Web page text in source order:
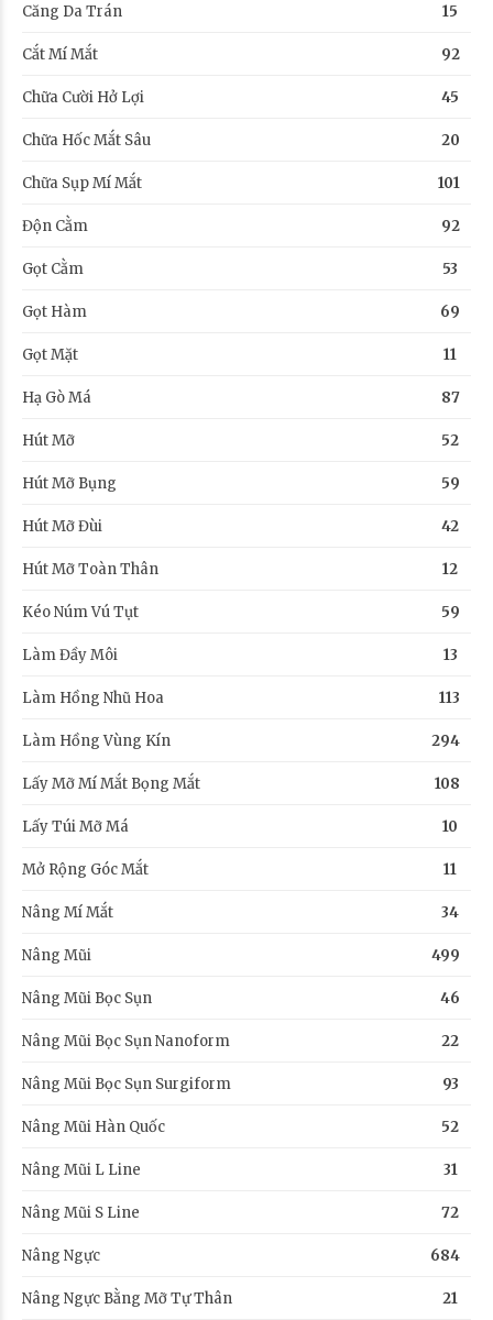
Căng Da Trán 15
Cắt Mí Mắt 92
Chữa Cười Hở Lợi 45
Chữa Hốc Mắt Sâu 20
Chữa Sụp Mí Mắt 101
Độn Cằm 92
Gọt Cằm 53
Gọt Hàm 69
Gọt Mặt 11
Hạ Gò Má 87
Hút Mỡ 52
Hút Mỡ Bụng 59
Hút Mỡ Đùi 42
Hút Mỡ Toàn Thân 12
Kéo Núm Vú Tụt 59
Làm Đầy Môi 13
Làm Hồng Nhũ Hoa 113
Làm Hồng Vùng Kín 294
Lấy Mỡ Mí Mắt Bọng Mắt 108
Lấy Túi Mỡ Má 10
Mở Rộng Góc Mắt 11
Nâng Mí Mắt 34
Nâng Mũi 499
Nâng Mũi Bọc Sụn 46
Nâng Mũi Bọc Sụn Nanoform 22
Nâng Mũi Bọc Sụn Surgiform 93
Nâng Mũi Hàn Quốc 52
Nâng Mũi L Line 31
Nâng Mũi S Line 72
Nâng Ngực 684
Nâng Ngực Bằng Mỡ Tự Thân 21